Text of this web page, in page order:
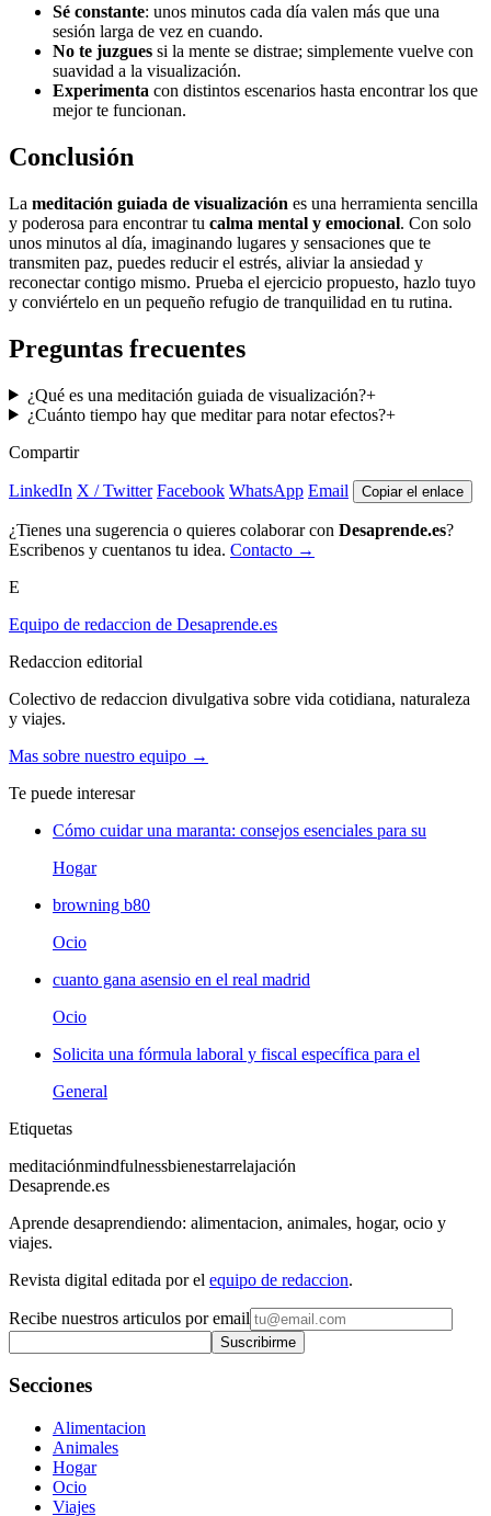
Sé constante: unos minutos cada día valen más que una
sesión larga de vez en cuando.
No te juzgues si la mente se distrae; simplemente vuelve con
suavidad a la visualización.
Experimenta con distintos escenarios hasta encontrar los que
mejor te funcionan.
Conclusión
La meditación guiada de visualización es una herramienta sencilla
y poderosa para encontrar tu calma mental y emocional. Con solo
unos minutos al día, imaginando lugares y sensaciones que te
transmiten paz, puedes reducir el estrés, aliviar la ansiedad y
reconectar contigo mismo. Prueba el ejercicio propuesto, hazlo tuyo
y conviértelo en un pequeño refugio de tranquilidad en tu rutina.
Preguntas frecuentes
¿Qué es una meditación guiada de visualización?+
¿Cuánto tiempo hay que meditar para notar efectos?+
Compartir
LinkedIn X / Twitter Facebook WhatsApp Email Copiar el enlace
¿Tienes una sugerencia o quieres colaborar con Desaprende.es?
Escribenos y cuentanos tu idea. Contacto →
E
Equipo de redaccion de Desaprende.es
Redaccion editorial
Colectivo de redaccion divulgativa sobre vida cotidiana, naturaleza
y viajes.
Mas sobre nuestro equipo →
Te puede interesar
Cómo cuidar una maranta: consejos esenciales para su
Hogar
browning b80
Ocio
cuanto gana asensio en el real madrid
Ocio
Solicita una fórmula laboral y fiscal específica para el
General
Etiquetas
meditaciónmindfulnessbienestarrelajación
Desaprende.es
Aprende desaprendiendo: alimentacion, animales, hogar, ocio y
viajes.
Revista digital editada por el equipo de redaccion.
Recibe nuestros articulos por email
Suscribirme
Secciones
Alimentacion
Animales
Hogar
Ocio
Viajes